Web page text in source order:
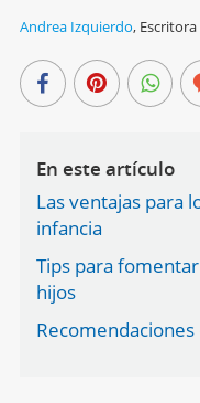
Andrea Izquierdo, Escritora
En este artículo
Las ventajas para
infancia
Tips para
hijos